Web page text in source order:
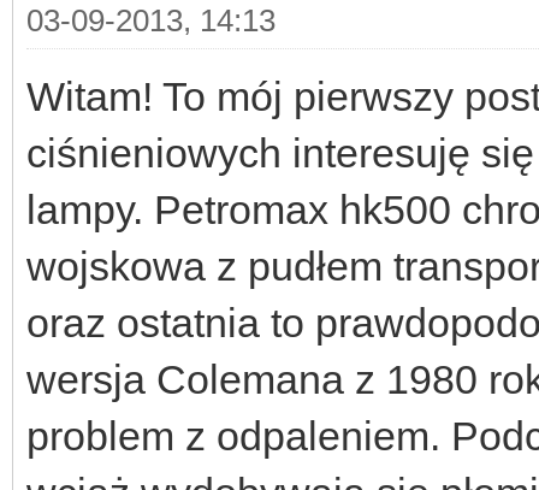
03-09-2013, 14:13
Witam! To mój pierwszy
ciśnieniowych interesuję
lampy. Petromax hk500
wojskowa z pudłem
oraz ostatnia to
wersja Colemana z 1980
problem z odpaleniem.